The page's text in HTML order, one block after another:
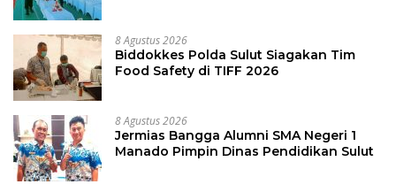
8 Agustus 2026
Biddokkes Polda Sulut Siagakan Tim
Food Safety di TIFF 2026
8 Agustus 2026
Jermias Bangga Alumni SMA Negeri 1
Manado Pimpin Dinas Pendidikan Sulut